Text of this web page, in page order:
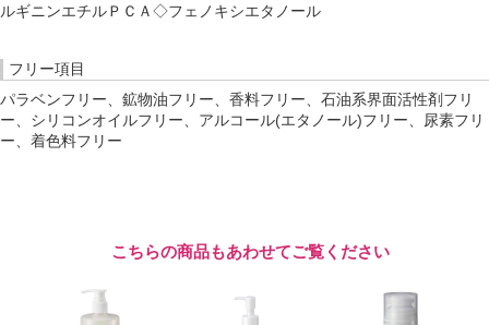
ルギニンエチルＰＣＡ◇フェノキシエタノール
フリー項目
パラベンフリー、鉱物油フリー、香料フリー、石油系界面活性剤フリ
ー、シリコンオイルフリー、アルコール(エタノール)フリー、尿素フリ
ー、着色料フリー
こちらの商品もあわせてご覧ください